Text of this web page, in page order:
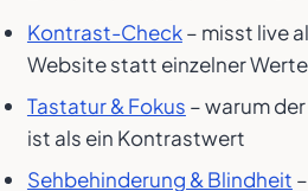
Kontrast-Check– misst live
Website statt einzelner Werte
Tastatur & Fokus – warum
ist als ein Kontrastwert
Sehbehinderung & Blindheit